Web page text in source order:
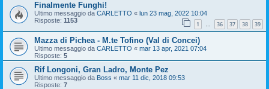
Finalmente Funghi!
Ultimo messaggio da CARLETTO « lun 23 mag, 2022 10:04
Risposte: 1153 1 … 36 37 38 39
Mazza di Pichea - M.te Tofino (Val di Concei)
Ultimo messaggio da CARLETTO « mar 13 apr, 2021 07:04
Risposte: 5
Rif Longoni, Gran Ladro, Monte Pez
Ultimo messaggio da Boss « mar 11 dic, 2018 09:53
Risposte: 7